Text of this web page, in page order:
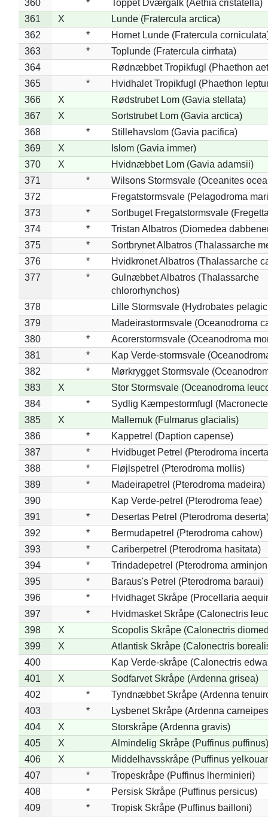
360 *
Toppet Dværgalk (Aethia cristatella)
361
X
Lunde (Fratercula arctica)
362
*
Hornet Lunde (Fratercula
363
*
Toplunde (Fratercula cirrhata)
364
Rødnæbbet Tropikfugl (Phaethon
365
*
Hvidhalet Tropikfugl (Phaethon
366
X
Rødstrubet Lom (Gavia stellata)
367
X
Sortstrubet Lom (Gavia arctica)
368
*
Stillehavslom (Gavia pacifica)
369
X
Islom (Gavia immer)
370
X
Hvidnæbbet Lom (Gavia adamsii)
371
*
Wilsons Stormsvale (Oceanites
372
Fregatstormsvale (Pelagodroma
373
*
Sortbuget Fregatstormsvale
374
*
Tristan Albatros (Diomedea
375
*
Sortbrynet Albatros (Thalassarche
376
*
Hvidkronet Albatros (Thalassarche
377
*
Gulnæbbet Albatros (Thalassarche
chlororhynchos)
378
Lille Stormsvale (Hydrobates
379
Madeirastormsvale (Oceanodroma
380
*
Acorerstormsvale (Oceanodroma
381
*
Kap Verde-stormsvale
382
*
Mørkrygget Stormsvale
383
X
Stor Stormsvale (Oceanodroma
384
*
Sydlig Kæmpestormfugl
385
X
Mallemuk (Fulmarus glacialis)
386
*
Kappetrel (Daption capense)
387
*
Hvidbuget Petrel (Pterodroma
388
*
Fløjlspetrel (Pterodroma mollis)
389
*
Madeirapetrel (Pterodroma madeira)
390
Kap Verde-petrel (Pterodroma feae)
391
*
Desertas Petrel (Pterodroma
392
*
Bermudapetrel (Pterodroma cahow)
393
*
Cariberpetrel (Pterodroma hasitata)
394
*
Trindadepetrel (Pterodroma
395
*
Baraus's Petrel (Pterodroma baraui)
396
*
Hvidhaget Skråpe (Procellaria
397
*
Hvidmasket Skråpe (Calonectris
398
X
Scopolis Skråpe (Calonectris
399
X
Atlantisk Skråpe (Calonectris
400
Kap Verde-skråpe (Calonectris
401
X
Sodfarvet Skråpe (Ardenna grisea)
402
*
Tyndnæbbet Skråpe (Ardenna
403
*
Lysbenet Skråpe (Ardenna
404
X
Storskråpe (Ardenna gravis)
405
X
Almindelig Skråpe (Puffinus puffinus)
406
X
Middelhavsskråpe (Puffinus
407
*
Tropeskråpe (Puffinus lherminieri)
408
*
Persisk Skråpe (Puffinus persicus)
409
*
Tropisk Skråpe (Puffinus bailloni)